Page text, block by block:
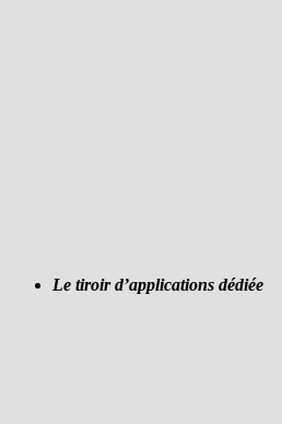
Le tiroir d’applications dédiée